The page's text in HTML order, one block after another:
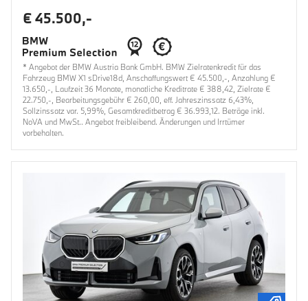
€ 45.500,-
* Angebot der BMW Austria Bank GmbH. BMW Zielratenkredit für das
Fahrzeug BMW X1 sDrive18d, Anschaffungswert € 45.500,-, Anzahlung €
13.650,-, Laufzeit 36 Monate, monatliche Kreditrate € 388,42, Zielrate €
22.750,-, Bearbeitungsgebühr € 260,00, eff. Jahreszinssatz 6,43%,
Sollzinssatz var. 5,99%, Gesamtkreditbetrag € 36.993,12. Beträge inkl.
NoVA und MwSt.. Angebot freibleibend. Änderungen und Irrtümer
vorbehalten.